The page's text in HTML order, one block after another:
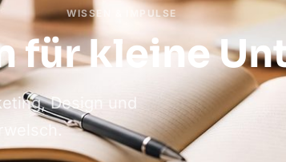
WISSEN & IMPULSE
für kleine
Design und